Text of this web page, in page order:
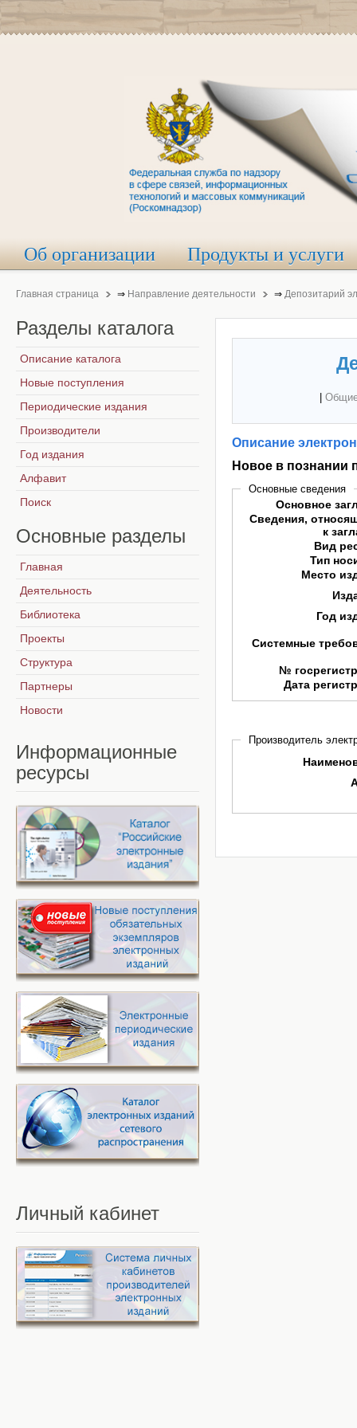
Об организации Продукты и услуги
Главная страница ⇒ Направление деятельности ⇒ Депозитарий
Описание
Новое в познании
Основные сведения
Основное
Сведения,
к
Вид
Тип
Место
Год
Системные
№
Дата
Производитель
Разделы каталога
Описание каталога
Новые поступления
Периодические издания
Производители
Год издания
Алфавит
Поиск
Основные разделы
Главная
Деятельность
Библиотека
Проекты
Структура
Партнеры
Новости
Информационные
ресурсы
Личный кабинет